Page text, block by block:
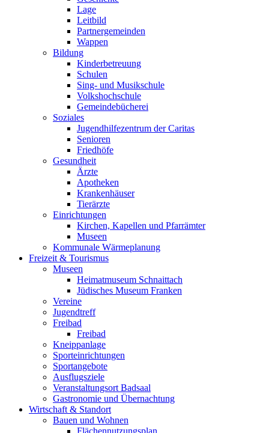
Lage
Leitbild
Partnergemeinden
Wappen
Bildung
Kinderbetreuung
Schulen
Sing- und Musikschule
Volkshochschule
Gemeindebücherei
Soziales
Jugendhilfezentrum der Caritas
Senioren
Friedhöfe
Gesundheit
Ärzte
Apotheken
Krankenhäuser
Tierärzte
Einrichtungen
Kirchen, Kapellen und Pfarrämter
Museen
Kommunale Wärmeplanung
Freizeit & Tourismus
Museen
Heimatmuseum Schnaittach
Jüdisches Museum Franken
Vereine
Jugendtreff
Freibad
Freibad
Kneippanlage
Sporteinrichtungen
Sportangebote
Ausflugsziele
Veranstaltungsort Badsaal
Gastronomie und Übernachtung
Wirtschaft & Standort
Bauen und Wohnen
Flächennutzungsplan